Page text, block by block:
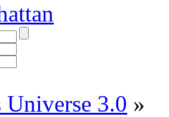
Universe 3.0 »